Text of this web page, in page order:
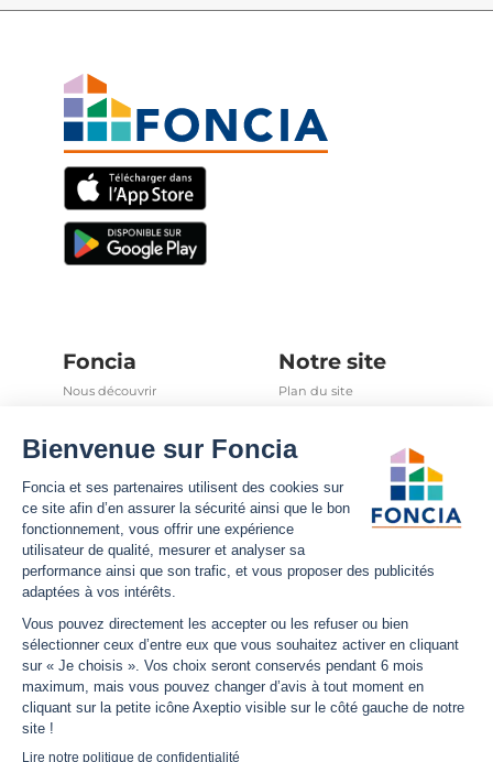
Foncia
Nous découvrir
Nos offres d'emplois
Espace presse
Foncia inside
Avis clients
Partenaires
Notre site
Plan du site
Politique Foncia de protection
Conformité
Gestion des cookies
Politique relative aux cookies
et autres traceurs
Déclaration d'accessibilité
Infos utiles
Nous contacter
Nous suivre
Facebook